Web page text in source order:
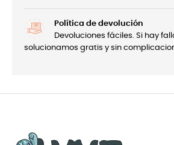
Política de devolución
Devoluciones fáciles. Si hay
solucionamos gratis y sin